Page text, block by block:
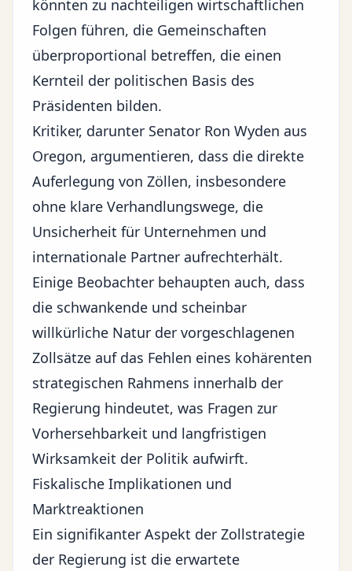
könnten zu nachteiligen wirtschaftlichen
Folgen führen, die Gemeinschaften
überproportional betreffen, die einen
Kernteil der politischen Basis des
Präsidenten bilden.
Kritiker, darunter Senator Ron Wyden aus
Oregon, argumentieren, dass die direkte
Auferlegung von Zöllen, insbesondere
ohne klare Verhandlungswege, die
Unsicherheit für Unternehmen und
internationale Partner aufrechterhält.
Einige Beobachter behaupten auch, dass
die schwankende und scheinbar
willkürliche Natur der vorgeschlagenen
Zollsätze auf das Fehlen eines kohärenten
strategischen Rahmens innerhalb der
Regierung hindeutet, was Fragen zur
Vorhersehbarkeit und langfristigen
Wirksamkeit der Politik aufwirft.
Fiskalische Implikationen und
Marktreaktionen
Ein signifikanter Aspekt der Zollstrategie
der Regierung ist die erwartete